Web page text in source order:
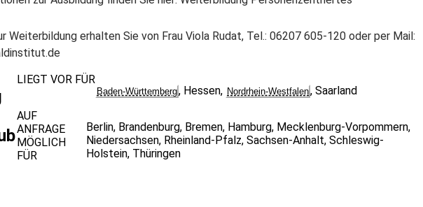
Weiterbildung erhalten Sie von Frau Viola Rudat, Tel.: 06207 605-120 oder per Mail:
LIEGT VOR FÜR
Baden-Württemberg, Hessen, Nordrhein-Westfalen,Saarland
AUF
ANFRAGE
MÖGLICH
FÜR
Berlin, Brandenburg, Bremen, Hamburg, Mecklenburg-Vorpommern,
Niedersachsen, Rheinland-Pfalz, Sachsen-Anhalt, Schleswig-
Holstein, Thüringen